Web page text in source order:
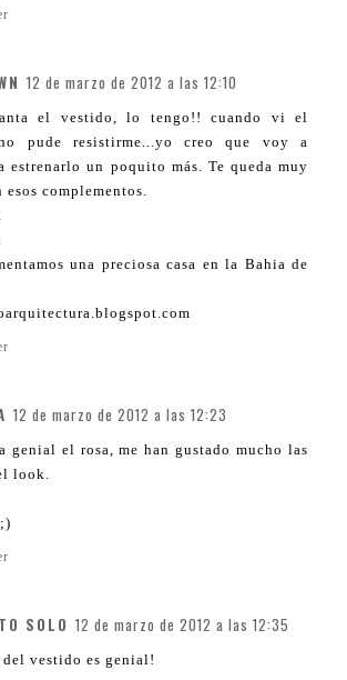
12 de marzo de 2012 a las 12:10
el vestido, lo tengo!! cuando vi el
pude resistirme...yo creo que voy a
estrenarlo un poquito más. Te queda muy
esos complementos.
una preciosa casa en la Bahia de
12 de marzo de 2012 a las 12:23
genial el rosa, me han gustado mucho las
look.
SOLO 12 de marzo de 2012 a las 12:35
vestido es genial!